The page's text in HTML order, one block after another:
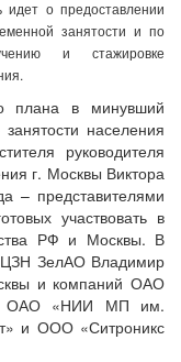
идет о предоставлении
занятости и по
и стажировке
плана в минувший
населения
руководителя
г. Москвы Виктора
– представителями
участвовать в
РФ и Москвы. В
ЦЗН ЗелАО Владимир
и компаний ОАО
ОАО «НИИ МП им.
и ООО «Ситроникс